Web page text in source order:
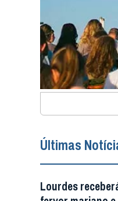
Últimas
Lourdes